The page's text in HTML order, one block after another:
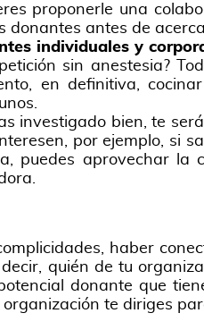
proponerle una
donantes antes de
individuales y
sin anestesia?
en definitiva,
investigado bien, te
por ejemplo, si
puedes aprovechar la
haber
quién de tu
donante que
te diriges